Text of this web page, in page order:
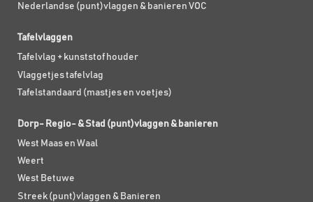
Nederlandse (punt)vlaggen & banieren VOC
Tafelvlaggen
Tafelvlag + kunststof houder
Vlaggetjes tafelvlag
Tafelstandaard (mastjes en voetjes)
Dorp- Regio- & Stad (punt)vlaggen & banieren
West Maas en Waal
Weert
West Betuwe
Streek (punt)vlaggen & Banieren